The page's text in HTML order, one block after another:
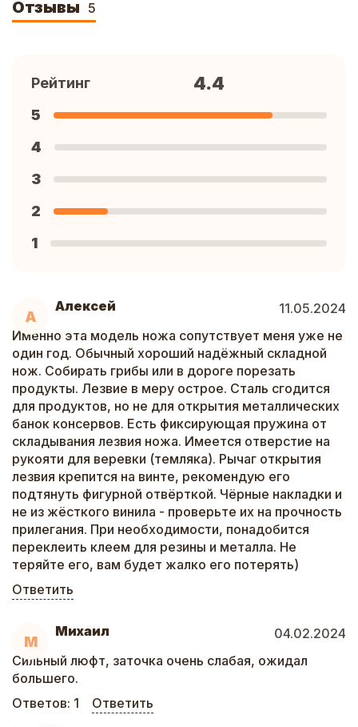
Отзывы 5
А
Алексей
11.05.2024
Именно эта модель ножа сопутствует меня уже не
один год. Обычный хороший надёжный складной
нож. Собирать грибы или в дороге порезать
продукты. Лезвие в меру острое. Сталь сгодится
для продуктов, но не для открытия металлических
банок консервов. Есть фиксирующая пружина от
складывания лезвия ножа. Имеется отверстие на
рукояти для веревки (темляка). Рычаг открытия
лезвия крепится на винте, рекомендую его
подтянуть фигурной отвёрткой. Чёрные накладки и
не из жёсткого винила - проверьте их на прочность
прилегания. При необходимости, понадобится
переклеить клеем для резины и металла. Не
теряйте его, вам будет жалко его потерять)
Ответить
М
Михаил
04.02.2024
Сильный люфт, заточка очень слабая, ожидал
большего.
Ответов: 1 Ответить
Рейтинг 4.4
5
4
3
2
1